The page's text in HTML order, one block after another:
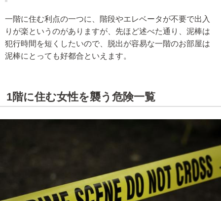
一階に住む利点の一つに、階段やエレベータが不要で出入
りが楽というのがありますが、先ほど述べた通り、泥棒は
犯行時間を短くしたいので、脱出が容易な一階のお部屋は
泥棒にとっても好都合といえます。
1階に住む女性を襲う危険一覧